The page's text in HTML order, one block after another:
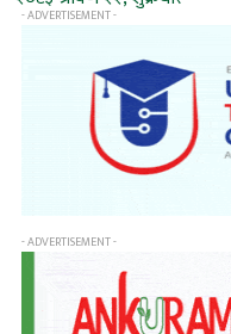
- ADVERTISEMENT -
- ADVERTISEMENT -